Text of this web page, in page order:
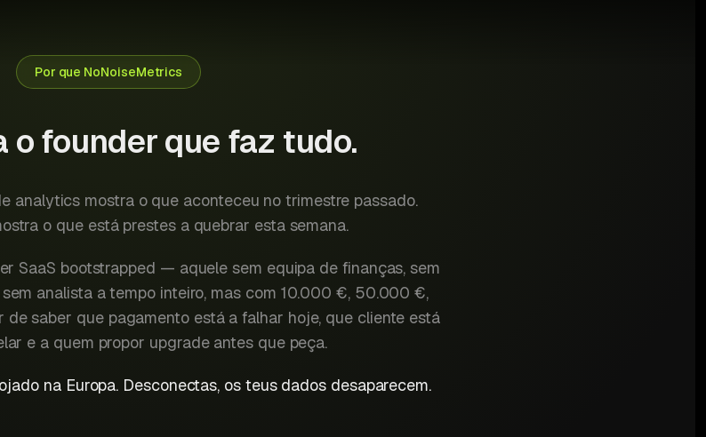
Por que NoNoiseMetrics
o founder que faz tudo.
analytics mostra o que aconteceu no trimestre passado.
o que está prestes a quebrar esta semana.
SaaS bootstrapped — aquele sem equipa de finanças, sem
analista a tempo inteiro, mas com 10.000 €, 50.000 €,
saber que pagamento está a falhar hoje, que cliente está
e a quem propor upgrade antes que peça.
na Europa. Desconectas, os teus dados desaparecem.